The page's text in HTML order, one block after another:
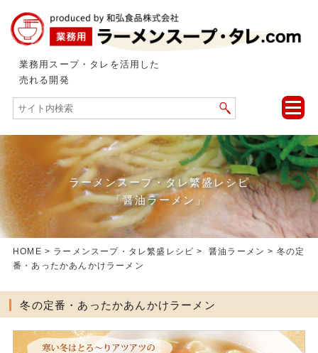
業務用スープ・タレを活用した
売れる開発
toggle
ラーメンスープ・タレ繁盛レシピ
「醤油ラーメン」
HOME > ラーメンスープ・タレ繁盛レシピ >醤油ラーメン > 冬の定
番・あったかあんかけラーメン
冬の定番・あったかあんかけラーメン